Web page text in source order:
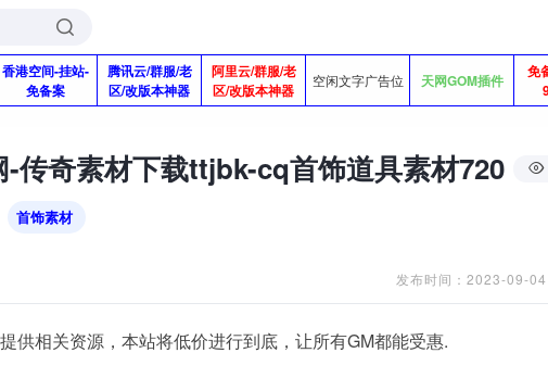
香港空间-挂站-
免备案
腾讯云/群服/老
区/改版本神器
阿里云/群服/老
区/改版本神器
空闲文字广告位 天网GOM插件
免
-传奇素材下载ttjbk-cq首饰道具素材720
首饰素材
发布时间：2023-09-04
供相关资源，本站将低价进行到底，让所有GM都能受惠.